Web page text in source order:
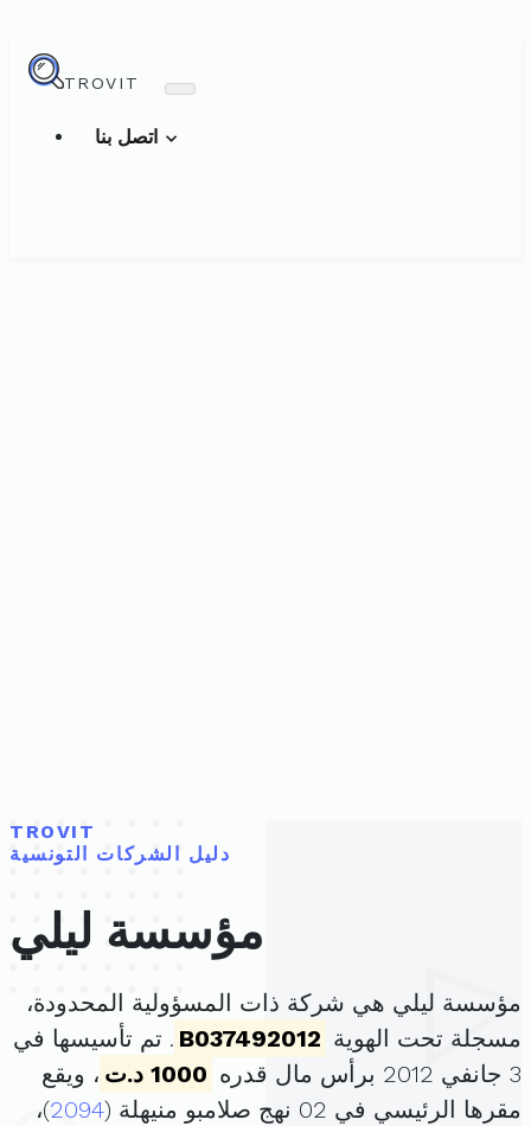
TROVIT
TROVIT
دليل الشركات التونسية
مؤسسة ليلي
مؤسسة ليلي هي شركة ذات المسؤولية المحدودة،
مسجلة تحت الهوية B037492012 . تم تأسيسها في
3 جانفي 2012 برأس مال قدره
1000 د.ت
، ويقع
مقرها الرئيسي في 02 نهج صلامبو منيهلة (
2094)،